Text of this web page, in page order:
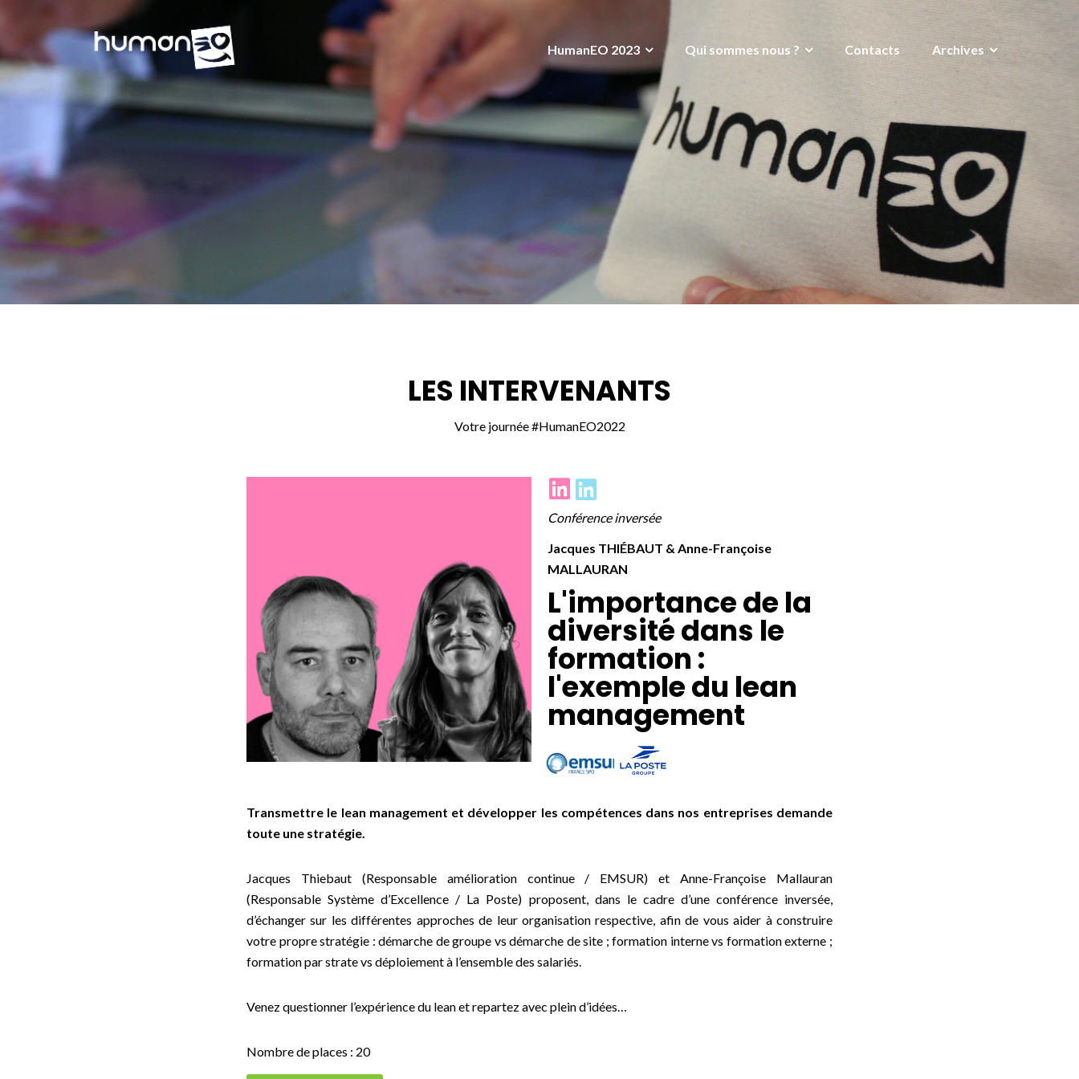
HumanEO 2023 Qui sommes nous ? Contacts Archives
LES INTERVENANTS
Votre journée #HumanEO2022
Conférence inversée
Jacques THIÉBAUT & Anne-Françoise
MALLAURAN
L'importance de la
diversité dans le
formation :
l'exemple du lean
management
Transmettre le lean management et développer les compétences dans nos entreprises demande
toute une stratégie.
Jacques Thiebaut (Responsable amélioration continue / EMSUR) et Anne-Françoise Mallauran
(Responsable Système d’Excellence / La Poste) proposent, dans le cadre d’une conférence inversée,
d’échanger sur les différentes approches de leur organisation respective, afin de vous aider à construire
votre propre stratégie : démarche de groupe vs démarche de site ;formation interne vs formation externe ;
formation par strate vs déploiement à l’ensemble des salariés.
Venez questionner l’expérience du lean et repartez avec plein d’idées…
Nombre de places : 20